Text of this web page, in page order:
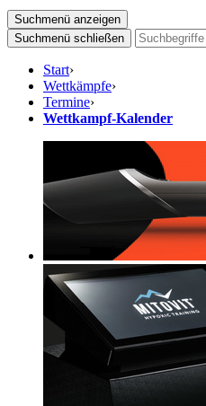
Suchmenü anzeigen
Suchmenü schließen
Start›
Wettkämpfe›
Termine›
Wettkampf-Kalender